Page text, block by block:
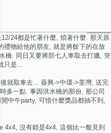
24都是忙著什麼, 煩著什麼. 那天原
禮物給他的朋友, 就是將餘下的在放
橋. 同日又要將部七人車取去打臘, 突
是...
就取車去... 葵興->中環->荃灣, 送完
多一點. 事因洪水橋的那份, 那公司
中午party, 可惜什麼獎品都抽不到,
4x4, 沒有錯是4x4, 這個比一般見到